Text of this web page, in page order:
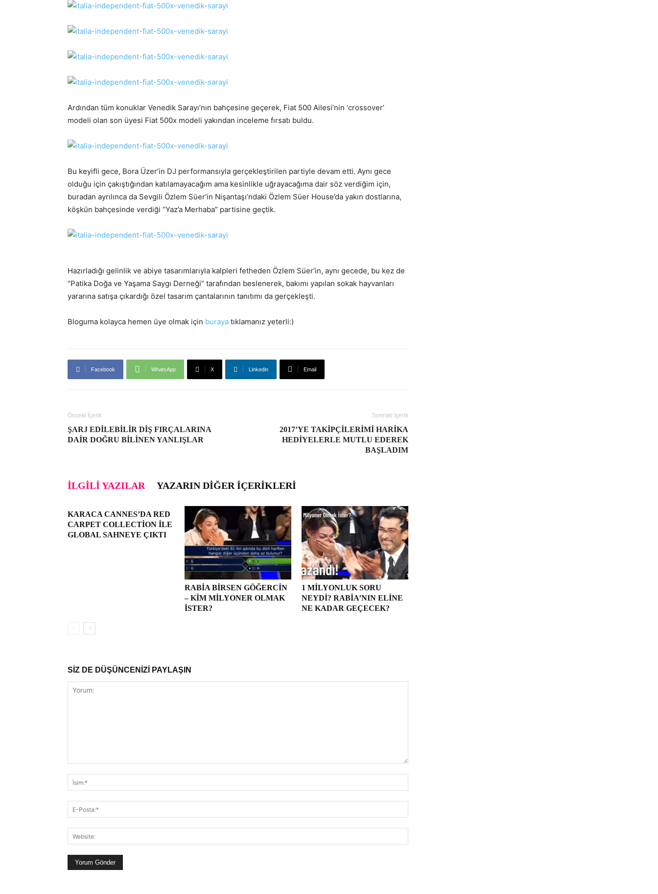
Ardından tüm konuklar Venedik Sarayı’nın bahçesine geçerek, Fiat 500 Ailesi’nin ‘crossover’
modeli olan son üyesi Fiat 500x modeli yakından inceleme fırsatı buldu.
Bu keyifli gece, Bora Üzer’in DJ performansıyla gerçekleştirilen partiyle devam etti. Aynı gece
olduğu için çakıştığından katılamayacağım ama kesinlikle uğrayacağıma dair söz verdiğim için,
buradan ayrılınca da Sevgili Özlem Süer’in Nişantaşı’ndaki Özlem Süer House’da yakın dostlarına,
köşkün bahçesinde verdiği “Yaz’a Merhaba” partisine geçtik.
Hazırladığı gelinlik ve abiye tasarımlarıyla kalpleri fetheden Özlem Süer’in, aynı gecede, bu kez de
“Patika Doğa ve Yaşama Saygı Derneği” tarafından beslenerek, bakımı yapılan sokak hayvanları
yararına satışa çıkardığı özel tasarım çantalarının tanıtımı da gerçekleşti.
Bloguma kolayca hemen üye olmak için buraya tıklamanız yeterli:)
Facebook WhatsApp X Linkedin Email
Önceki İçerik
ŞARJ EDILEBILIR DIŞ FIRÇALARINA
DAIR DOĞRU BILINEN YANLIŞLAR
Sonraki İçerik
2017’YE TAKIPÇILERIMI HARIKA
HEDIYELERLE MUTLU EDEREK
BAŞLADIM
İLGILI YAZILAR YAZARIN DIĞER İÇERIKLERI
KARACA CANNES’DA RED
CARPET COLLECTION ILE
GLOBAL SAHNEYE ÇIKTI
RABIA BIRSEN GÖĞERCIN
– KIM MILYONER OLMAK
İSTER?
1 MILYONLUK SORU
NEYDI? RABIA’NIN ELINE
NE KADAR GEÇECEK?
SİZ DE DÜŞÜNCENİZİ PAYLAŞIN